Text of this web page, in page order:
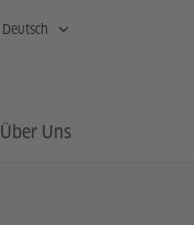
Deutsch
Über Uns